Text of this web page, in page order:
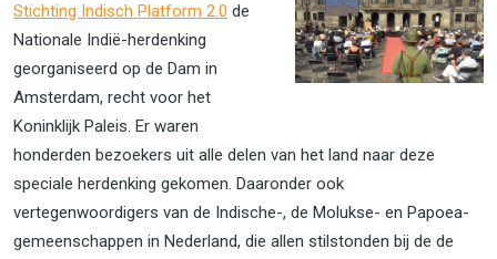
Stichting Indisch Platform 2.0 de
Nationale Indië-herdenking
georganiseerd op de Dam in
Amsterdam, recht voor het
Koninklijk Paleis. Er waren
honderden bezoekers uit alle delen van het land naar deze
speciale herdenking gekomen. Daaronder ook
vertegenwoordigers van de Indische-, de Molukse- en Papoea-
gemeenschappen in Nederland, die allen stilstonden bij de de